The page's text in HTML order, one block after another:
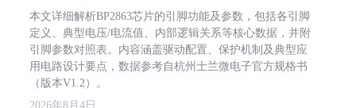
本文详细解析BP2863芯片的引脚功能及参数，包括各引脚
定义、典型电压/电流值、内部逻辑关系等核心数据，并附
引脚参数对照表。内容涵盖驱动配置、保护机制及典型应
用电路设计要点，数据参考自杭州士兰微电子官方规格书
（版本V1.2）。
2026年8月4日